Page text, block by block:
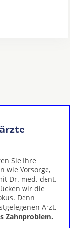
Sie Ihre
wie Vorsorge,
Dr. med. dent.
wir die
Denn
Arzt,
Zahnproblem.